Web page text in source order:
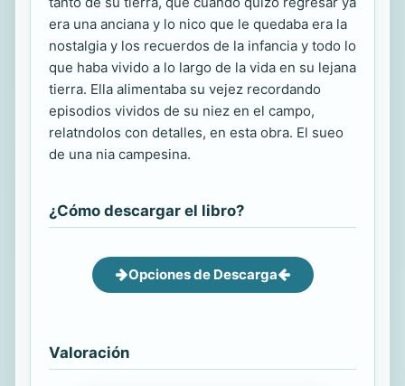
era una anciana y lo nico que le quedaba era la
nostalgia y los recuerdos de la infancia y todo lo
que haba vivido a lo largo de la vida en su lejana
tierra. Ella alimentaba su vejez recordando
episodios vividos de su niez en el campo,
relatndolos con detalles, en esta obra. El sueo
de una nia campesina.
¿Cómo descargar el libro?
Opciones de Descarga
Valoración